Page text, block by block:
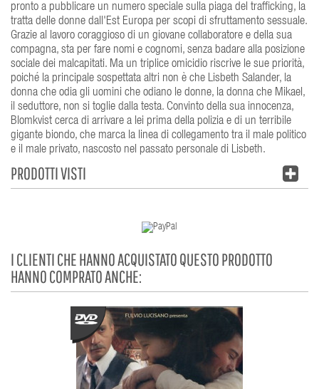
pronto a pubblicare un numero speciale sulla piaga del trafficking, la
tratta delle donne dall'Est Europa per scopi di sfruttamento sessuale.
Grazie al lavoro coraggioso di un giovane collaboratore e della sua
compagna, sta per fare nomi e cognomi, senza badare alla posizione
sociale dei malcapitati. Ma un triplice omicidio riscrive le sue priorità,
poiché la principale sospettata altri non è che Lisbeth Salander, la
donna che odia gli uomini che odiano le donne, la donna che Mikael,
il seduttore, non si toglie dalla testa. Convinto della sua innocenza,
Blomkvist cerca di arrivare a lei prima della polizia e di un terribile
gigante biondo, che marca la linea di collegamento tra il male politico
e il male privato, nascosto nel passato personale di Lisbeth.
PRODOTTI VISTI
I CLIENTI CHE HANNO ACQUISTATO QUESTO PRODOTTO
HANNO COMPRATO ANCHE: